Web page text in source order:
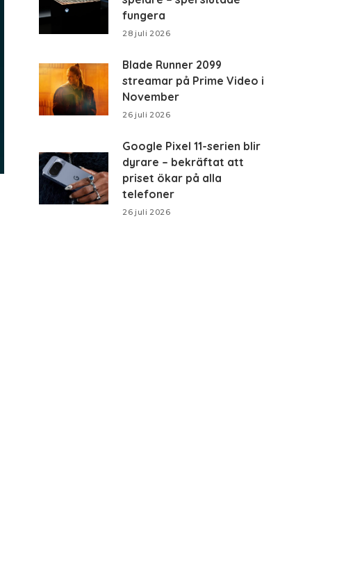
fungera
28 juli 2026
Blade Runner 2099
streamar på Prime Video i
November
26 juli 2026
Google Pixel 11-serien blir
dyrare – bekräftat att
priset ökar på alla
telefoner
26 juli 2026